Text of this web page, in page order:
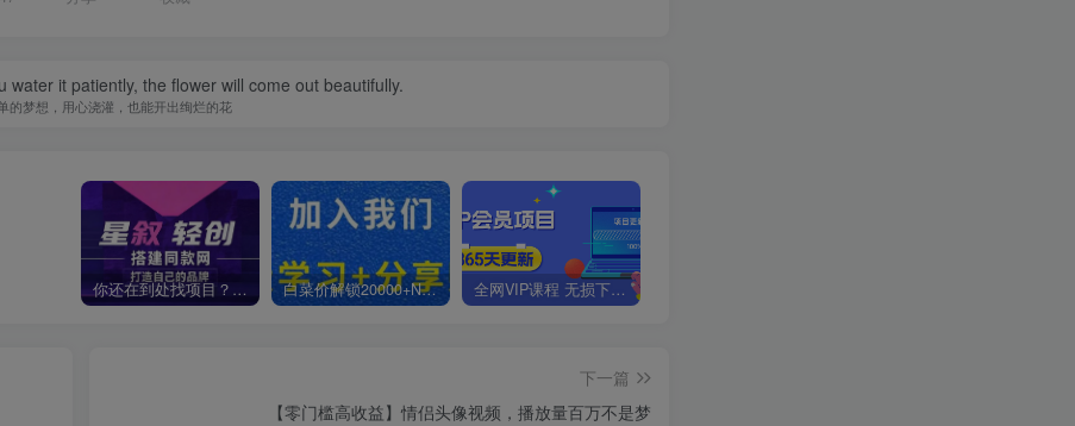
water it patiently, the flower will come out beautifully.
的梦想，用心浇灌，也能开出绚烂的花
你还在到处找项目？还在当韭菜？我靠卖项目一个月收入5万+，曾经我也是个失败者。 白菜价解锁20000+N个赚钱机会，加入星叙轻创会员，全站资源免费学习。 全网VIP课程 无损下载~
下一篇
【零门槛高收益】情侣头像视频，播放量百万不是梦